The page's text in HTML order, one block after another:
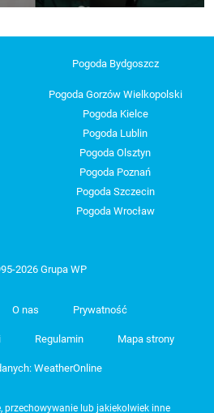
Pogoda Bydgoszcz
Pogoda Gorzów Wielkopolski
Pogoda Kielce
Pogoda Lublin
Pogoda Olsztyn
Pogoda Poznań
Pogoda Szczecin
Pogoda Wrocław
2026 Grupa WP
O nas Prywatność
Regulamin Mapa strony
WeatherOnline
przechowywanie lub jakiekolwiek inne